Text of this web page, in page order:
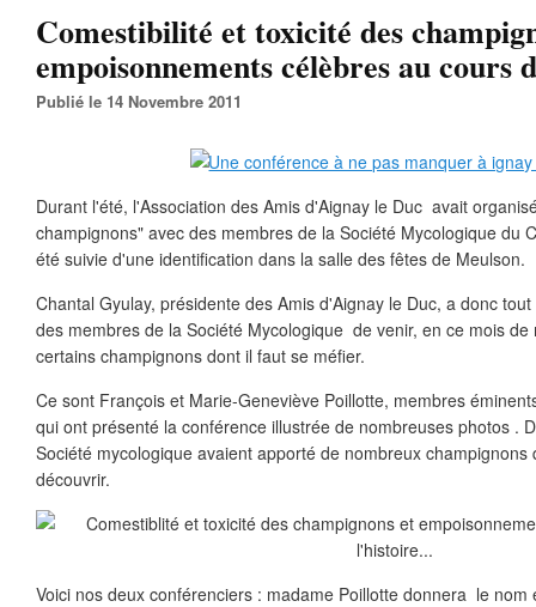
Comestibilité et toxicité des
empoisonnements célèbres au cours
Publié le 14 Novembre 2011
Durant l'été, l'Association des Amis d'Aignay le Duc avait
champignons" avec des membres de la Société Mycologique du
été suivie d'une identification dans la salle des fêtes de Meulson.
Chantal Gyulay, présidente des Amis d'Aignay le Duc, a donc
des membres de la Société Mycologique de venir, en ce mois
certains champignons dont il faut se méfier.
Ce sont François et Marie-Geneviève Poillotte, membres
qui ont présenté la conférence illustrée de nombreuses photos .
Société mycologique avaient apporté de nombreux
découvrir.
Voici nos deux conférenciers : madame Poillotte donnera le nom